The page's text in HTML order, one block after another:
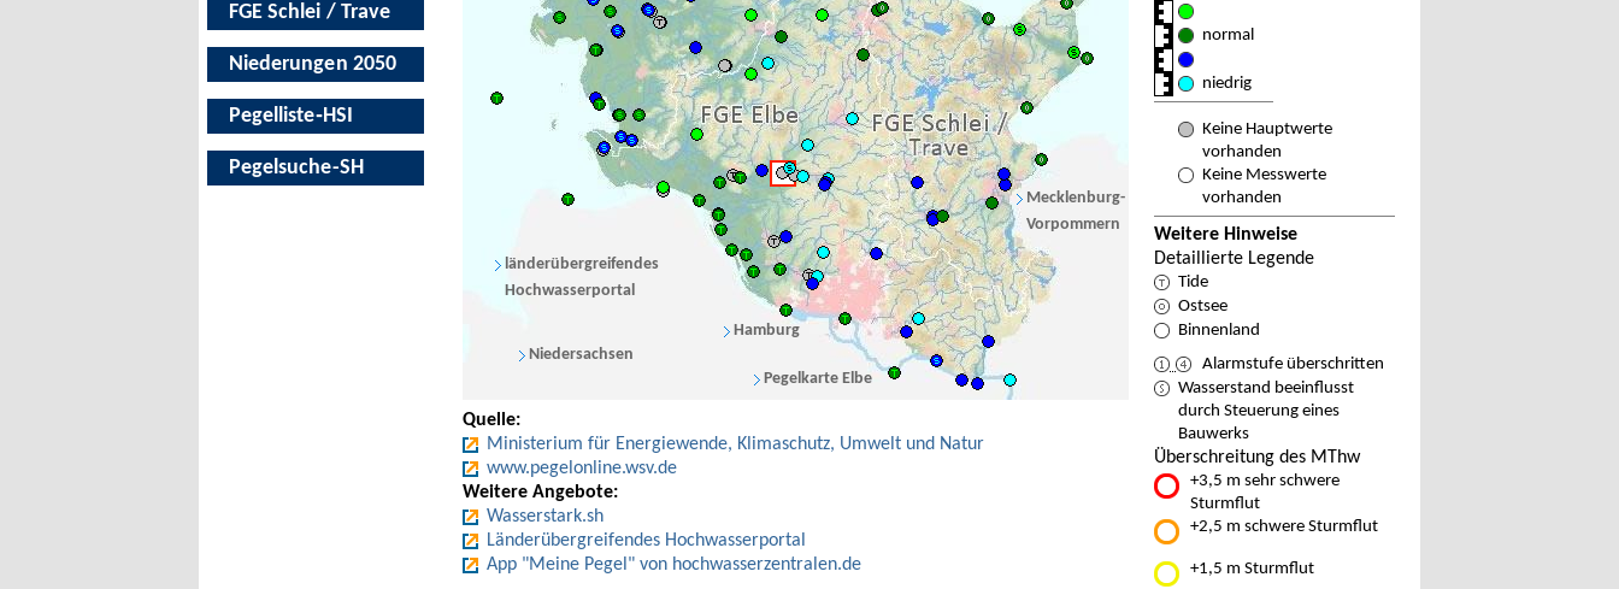
FGE Schlei / Trave
Niederungen 2050
Pegelliste‑HSI
Pegelsuche-SH
Pegelkarte Elbe
Niedersachsen
Hamburg
Mecklenburg-
Vorpommern
länderübergreifendes
Hochwasserportal
Quelle:
Ministerium für Energiewende, Klimaschutz, Umwelt und Natur
www.pegelonline.wsv.de
Weitere Angebote:
Wasserstark.sh
Länderübergreifendes Hochwasserportal
App "Meine Pegel" von hochwasserzentralen.de
normal
niedrig
Keine Hauptwerte
vorhanden
Keine Messwerte
vorhanden
Weitere Hinweise
Detaillierte Legende
Tide
Ostsee
Binnenland
Alarmstufe überschritten
Wasserstand beeinflusst
durch Steuerung eines
Bauwerks
Überschreitung des MThw
+3,5 m sehr schwere
Sturmflut
+2,5 m schwere Sturmflut
+1,5 m Sturmflut